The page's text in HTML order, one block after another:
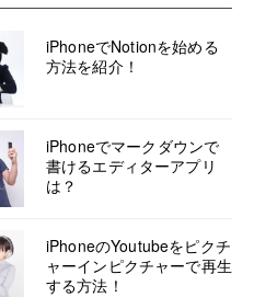
iPhoneでNotionを始める
方法を紹介！
iPhoneでマークダウンで
書けるエディターアプリ
は？
iPhoneのYoutubeをピクチ
ャーインピクチャーで再生
する方法！